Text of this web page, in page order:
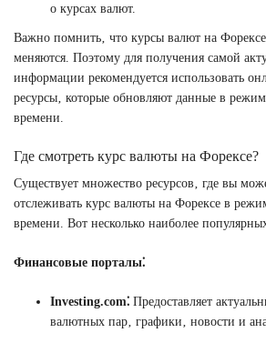
о курсах валют.
Важно помнить‚ что курсы валют на
меняются. Поэтому для получения самой
информации рекомендуется использовать
ресурсы‚ которые обновляют данные в
времени.
Где смотреть курс валюты на Форексе?
Существует множество ресурсов‚ где вы
отслеживать курс валюты на Форексе в
времени. Вот несколько наиболее
Финансовые порталы⁚
Investing.com⁚ Предоставляет
валютных пар‚ графики‚ новости и